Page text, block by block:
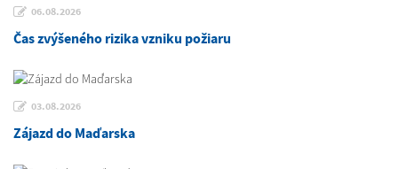
06.08.2026
Čas zvýšeného rizika vzniku požiaru
03.08.2026
Zájazd do Maďarska